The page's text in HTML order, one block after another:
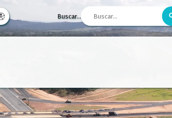
Buscar...